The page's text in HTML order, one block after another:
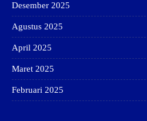
Desember 2025
Agustus 2025
April 2025
Maret 2025
Februari 2025